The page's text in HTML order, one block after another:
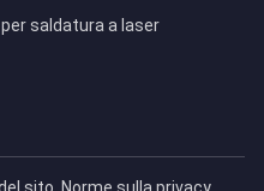
saldatura a laser